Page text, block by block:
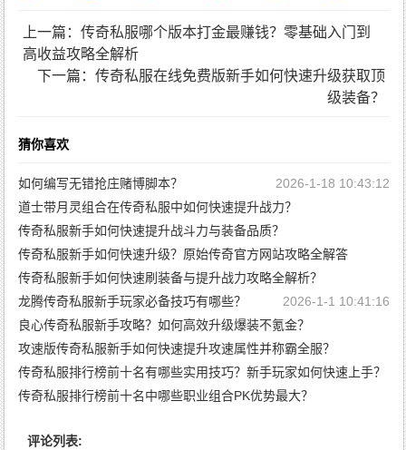
上一篇：传奇私服哪个版本打金最赚钱？零基础入门到
高收益攻略全解析
下一篇：传奇私服在线免费版新手如何快速升级获取顶
级装备？
猜你喜欢
如何编写无错抢庄赌博脚本？
2026-1-18 10:43:12
道士带月灵组合在传奇私服中如何快速提升战力？
2026-1-13 10:43:28
传奇私服新手如何快速提升战斗力与装备品质？
2026-1-5 19:56:55
传奇私服新手如何快速升级？原始传奇官方网站攻略全解答
2026-1-5 19:54:43
传奇私服新手如何快速刷装备与提升战力攻略全解析？
2026-1-5 19:52:31
龙腾传奇私服新手玩家必备技巧有哪些？
2026-1-1 10:41:16
良心传奇私服新手攻略？如何高效升级爆装不氪金？
2025-12-31 10:45:34
攻速版传奇私服新手如何快速提升攻速属性并称霸全服？
2025-12-29 10:43:33
传奇私服排行榜前十名有哪些实用技巧？新手玩家如何快速上手？
2025-12-24 10:45:44
传奇私服排行榜前十名中哪些职业组合PK优势最大？
评论列表: